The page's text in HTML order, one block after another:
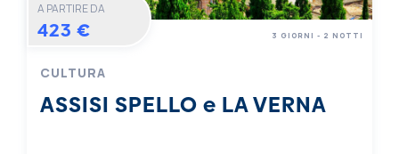
A PARTIRE DA
423 €
CULTURA
ASSISI SPELLO e LA VERNA
3 GIORNI - 2 NOTTI